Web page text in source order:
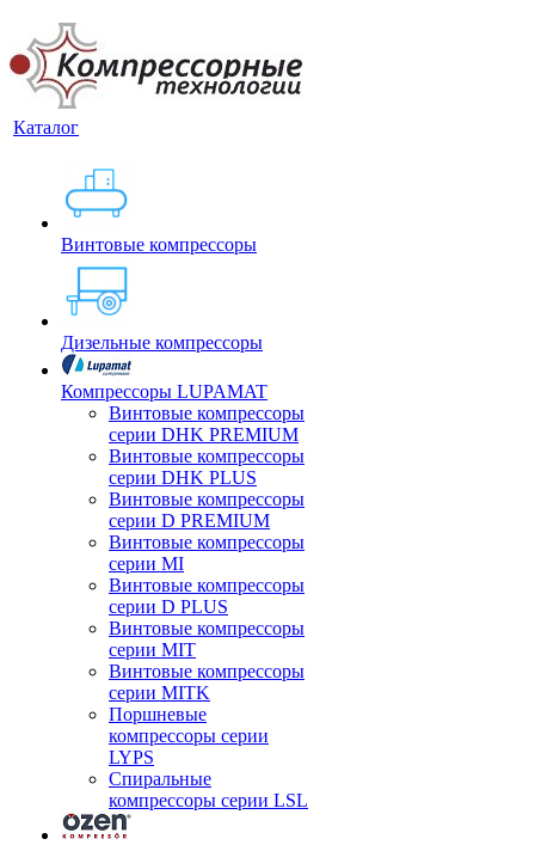
Каталог
Винтовые компрессоры
Дизельные компрессоры
Компрессоры LUPAMAT
Винтовые компрессоры
серии DHK PREMIUM
Винтовые компрессоры
серии DHK PLUS
Винтовые компрессоры
серии D PREMIUM
Винтовые компрессоры
серии MI
Винтовые компрессоры
серии D PLUS
Винтовые компрессоры
серии MIT
Винтовые компрессоры
серии MITK
Поршневые
компрессоры серии
LYPS
Спиральные
компрессоры серии LSL